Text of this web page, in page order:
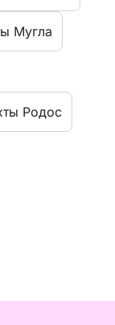
Мугла
Родос